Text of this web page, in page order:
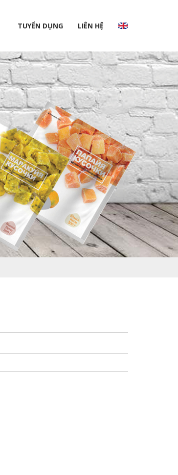
TUYỂN DỤNG LIÊN HỆ